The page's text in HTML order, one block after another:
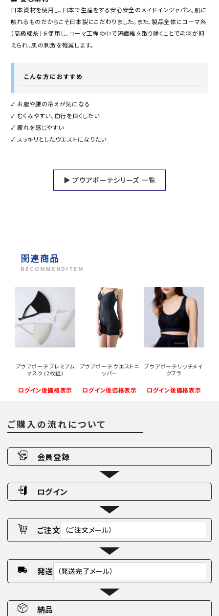
日本資材を使用し、日本で生産をする安心安全のメイドインジャパン。肌に
触れるものだからこそ日本製にこだわりました。また、製品全体にコーマ糸
（高級綿糸）を使用し、コーマ工程の中で短繊維を取り除くことで毛羽が抑
えられ、肌の刺激を軽減します。
こんな方におすすめ
✓ お腹や腰の冷えが気になる
✓ むくみやすい、血行を良くしたい
✓ 疲れを感じやすい
✓ スッキリとしたウエストになりたい
▶ プウアボーテシリーズ 一覧
関連商品
RECOMMENDITEM
プウアボーテ プレミアム
マスク (2枚組)
ログイン後価格表示
プウアボーテ ウエストニ
ッパー
ログイン後価格表示
プウアボーテ リッチメイ
クブラ
ログイン後価格表示
ご購入の流れについて
会員登録
ログイン
ご注文 （ご注文メール）
発送 （発送完了メール）
納品